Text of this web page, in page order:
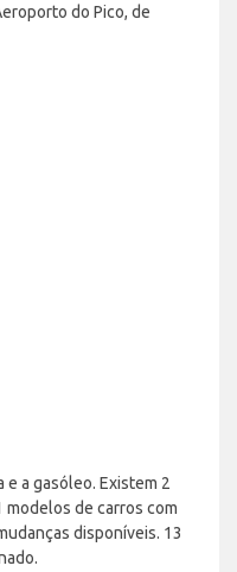
do Pico, de
a gasóleo. Existem 2
de carros com
disponíveis. 13